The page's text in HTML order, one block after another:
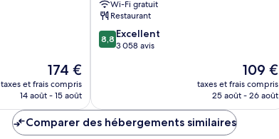
Le
nouveau
prix
de
174 €
174 €
taxes et frais compris
14 août - 15 août
Torrance
Wi-Fi gratuit
Restaurant
8.8
sur
8,8 Excellent
3 058 avis
Le
nouveau
prix
109 €
taxes et frais compris
25 août - 26 août
Comparer des hébergements similaires